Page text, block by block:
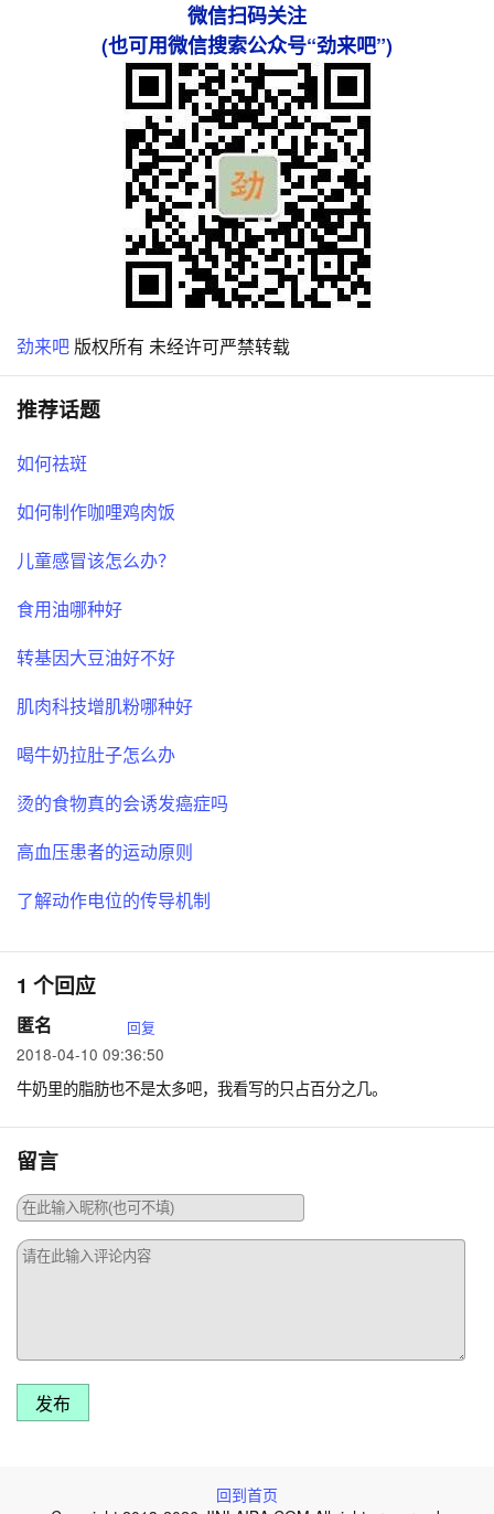
微信扫码关注
(也可用微信搜索公众号“劲来吧”)
劲来吧 版权所有 未经许可严禁转载
推荐话题
如何祛斑
如何制作咖哩鸡肉饭
儿童感冒该怎么办？
食用油哪种好
转基因大豆油好不好
肌肉科技增肌粉哪种好
喝牛奶拉肚子怎么办
烫的食物真的会诱发癌症吗
高血压患者的运动原则
了解动作电位的传导机制
1 个回应
匿名 回复
2018-04-10 09:36:50
牛奶里的脂肪也不是太多吧，我看写的只占百分之几。
留言
发布
回到首页